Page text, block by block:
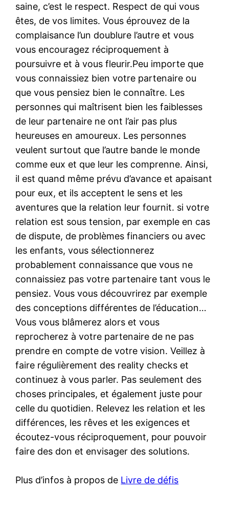
saine, c’est le respect. Respect de qui vous
êtes, de vos limites. Vous éprouvez de la
complaisance l’un doublure l’autre et vous
vous encouragez réciproquement à
poursuivre et à vous fleurir.Peu importe que
vous connaissiez bien votre partenaire ou
que vous pensiez bien le connaître. Les
personnes qui maîtrisent bien les faiblesses
de leur partenaire ne ont l’air pas plus
heureuses en amoureux. Les personnes
veulent surtout que l’autre bande le monde
comme eux et que leur les comprenne. Ainsi,
il est quand même prévu d’avance et apaisant
pour eux, et ils acceptent le sens et les
aventures que la relation leur fournit. si votre
relation est sous tension, par exemple en cas
de dispute, de problèmes financiers ou avec
les enfants, vous sélectionnerez
probablement connaissance que vous ne
connaissiez pas votre partenaire tant vous le
pensiez. Vous vous découvrirez par exemple
des conceptions différentes de l’éducation…
Vous vous blâmerez alors et vous
reprocherez à votre partenaire de ne pas
prendre en compte de votre vision. Veillez à
faire régulièrement des reality checks et
continuez à vous parler. Pas seulement des
choses principales, et également juste pour
celle du quotidien. Relevez les relation et les
différences, les rêves et les exigences et
écoutez-vous réciproquement, pour pouvoir
faire des don et envisager des solutions.
Plus d’infos à propos de Livre de défis